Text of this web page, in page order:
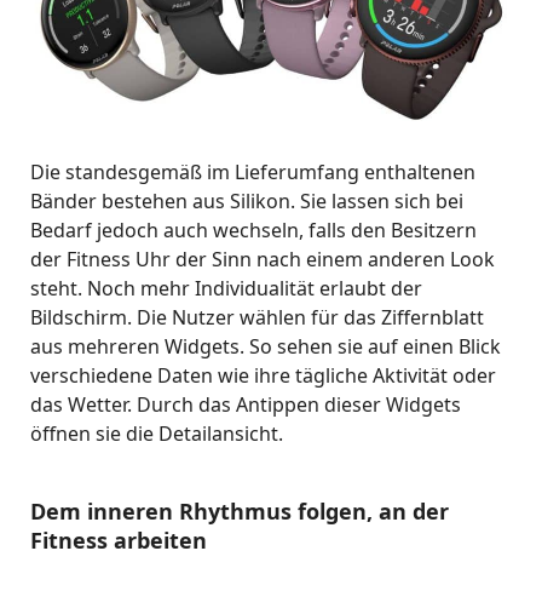
Die standesgemäß im Lieferumfang enthaltenen
Bänder bestehen aus Silikon. Sie lassen sich bei
Bedarf jedoch auch wechseln, falls den Besitzern
der Fitness Uhr der Sinn nach einem anderen Look
steht. Noch mehr Individualität erlaubt der
Bildschirm. Die Nutzer wählen für das Ziffernblatt
aus mehreren Widgets. So sehen sie auf einen Blick
verschiedene Daten wie ihre tägliche Aktivität oder
das Wetter. Durch das Antippen dieser Widgets
öffnen sie die Detailansicht.
Dem inneren Rhythmus folgen, an der
Fitness arbeiten